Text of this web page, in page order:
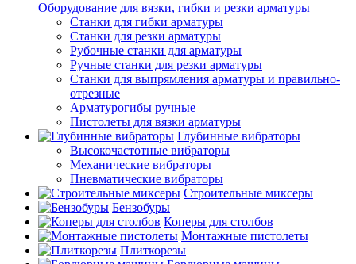
Оборудование для вязки, гибки и резки арматуры
Станки для гибки арматуры
Станки для резки арматуры
Рубочные станки для арматуры
Ручные станки для резки арматуры
Станки для выпрямления арматуры и правильно-
отрезные
Арматурогибы ручные
Пистолеты для вязки арматуры
Глубинные вибраторы
Высокочастотные вибраторы
Механические вибраторы
Пневматические вибраторы
Строительные миксеры
Бензобуры
Коперы для столбов
Монтажные пистолеты
Плиткорезы